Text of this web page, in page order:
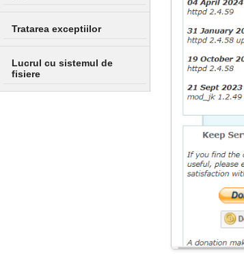
Tratarea exceptiilor
Lucrul cu sistemul de
fisiere